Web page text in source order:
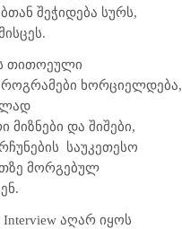
შეჭიდება სურს,
თითოეული
ხორციელდება,
და შიშები,
საუკეთესო
მორგებულ
Interview აღარ იყოს